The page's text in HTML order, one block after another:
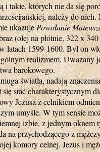
i takie, których nie da się
należy do
ukazujePowołanie
(olej na płótnie, 322 x
latach 1599-1600. Był on
realizmem. Uważany
barokowego.
światła, nadają
stać charakterystycznym
Jezusa z celnikiem
umyśle. W tym sensie
izbie, z jednym oknem
na przychodzącego z
komory celnej. Jezus i